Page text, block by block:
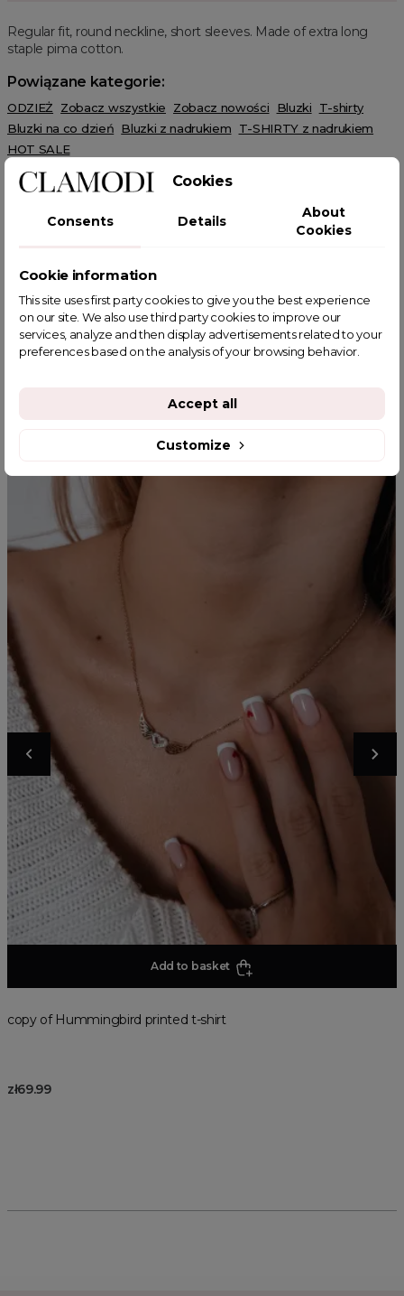
Regular fit, round neckline, short sleeves. Made of extra long
staple pima cotton.
Powiązane kategorie:
ODZIEŻ Zobacz wszystkie Zobacz nowości Bluzki
T-shirty
Bluzki na co dzień Bluzki z nadrukiem
T-SHIRTY z nadrukiem
HOT SALE
POWIĄZANE TAGI
Add to basket
copy of Hummingbird printed t-shirt
zł69.99
Cookies
Consents Details
About
Cookies
Cookie information
This site uses first party cookies to give you the best experience
on our site. We also use third party cookies to improve our
services, analyze and then display advertisements related to your
preferences based on the analysis of your browsing behavior.
Customize
Accept all